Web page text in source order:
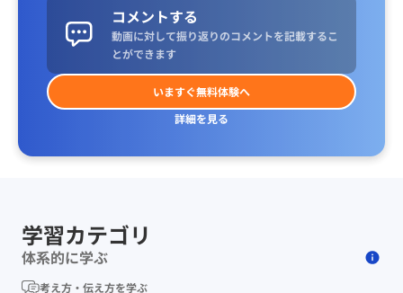
コメントする
動画に対して振り返りのコメントを記載するこ
とができます
いますぐ無料体験へ
詳細を見る
学習カテゴリ
体系的に学ぶ
考え方・伝え方を学ぶ